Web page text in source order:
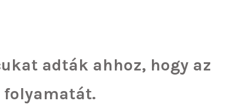
adták ahhoz, hogy az
folyamatát.